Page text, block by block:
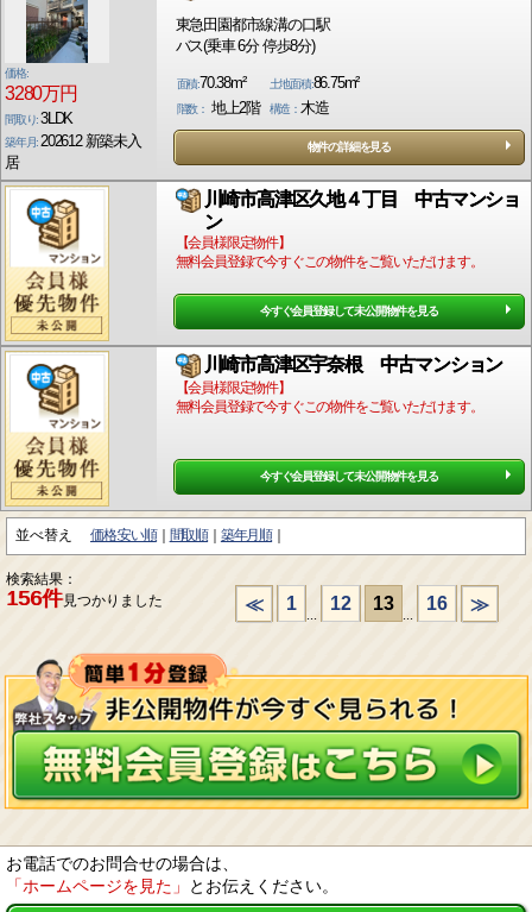
価格:
3280万円
間取り:3LDK
築年月:202612 新築未入
居
東急田園都市線溝の口駅
バス(乗車 6分 停歩8分)
面積:70.38m² 土地面積:86.75m²
階数： 地上2階 構造： 木造
物件の詳細を見る
川崎市高津区久地４丁目 中古マンショ
ン
【会員様限定物件】
無料会員登録で今すぐこの物件をご覧いただけます。
今すぐ会員登録して未公開物件を見る
川崎市高津区宇奈根 中古マンション
【会員様限定物件】
無料会員登録で今すぐこの物件をご覧いただけます。
今すぐ会員登録して未公開物件を見る
並べ替え 価格:安い順 間取順 築年月順
検索結果：
156件見つかりました ≪ 1 12 13 16 ≫
お電話でのお問合せの場合は、
「ホームページを見た」
とお伝えください。